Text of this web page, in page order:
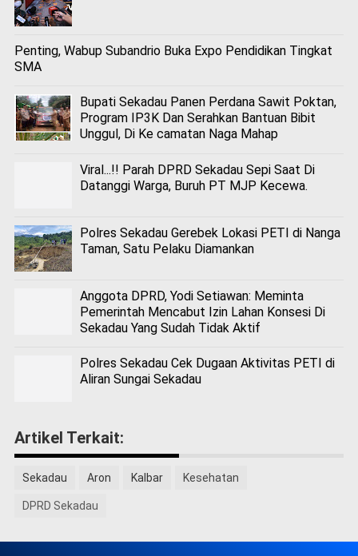
Penting, Wabup Subandrio Buka Expo Pendidikan Tingkat
SMA
Bupati Sekadau Panen Perdana Sawit Poktan,
Program IP3K Dan Serahkan Bantuan Bibit
Unggul, Di Ke camatan Naga Mahap
Viral...!! Parah DPRD Sekadau Sepi Saat Di
Datanggi Warga, Buruh PT MJP Kecewa.
Polres Sekadau Gerebek Lokasi PETI di Nanga
Taman, Satu Pelaku Diamankan
Anggota DPRD, Yodi Setiawan: Meminta
Pemerintah Mencabut Izin Lahan Konsesi Di
Sekadau Yang Sudah Tidak Aktif
Polres Sekadau Cek Dugaan Aktivitas PETI di
Aliran Sungai Sekadau
Artikel Terkait:
Sekadau Aron Kalbar Kesehatan
DPRD Sekadau